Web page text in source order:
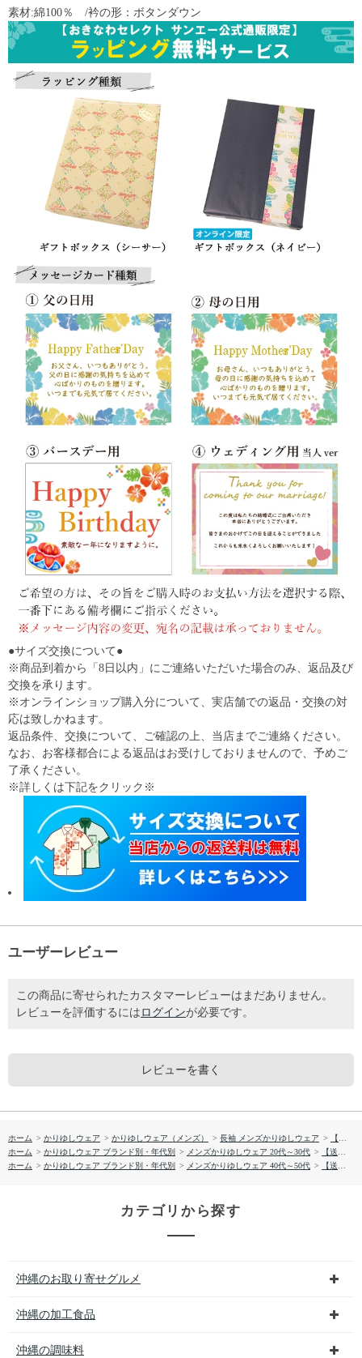
素材:綿100％ /衿の形：ボタンダウン
●サイズ交換について●
※商品到着から「8日以内」にご連絡いただいた場合のみ、返品及び
交換を承ります。
※オンラインショップ購入分について、実店舗での返品・交換の対
応は致しかねます。
返品条件、交換について、ご確認の上、当店までご連絡ください。
なお、お客様都合による返品はお受けしておりませんので、予めご
了承ください。
※詳しくは下記をクリック※
ユーザーレビュー
この商品に寄せられたカスタマーレビューはまだありません。
レビューを評価するには ログインが必要です。
レビューを書く
ホーム > かりゆしウェア > かりゆしウェア（メンズ） > 長袖 メンズかりゆしウェア >
【送料無料】形態安定 ハンドペイントプランツ柄 長袖 かりゆしウェアP1025-31
ホーム > かりゆしウェア ブランド別・年代別 > メンズかりゆしウェア 20代～30代 >
【送料無料】形態安定 ハンドペイントプランツ柄 長袖 かりゆしウェアP1025-31
ホーム > かりゆしウェア ブランド別・年代別 > メンズかりゆしウェア 40代～50代 > 【送料無料】形態安定 ハンドペイントプランツ柄 長袖 かりゆしウェアP1025-31
カテゴリから探す
沖縄のお取り寄せグルメ
沖縄の加工食品
沖縄の調味料